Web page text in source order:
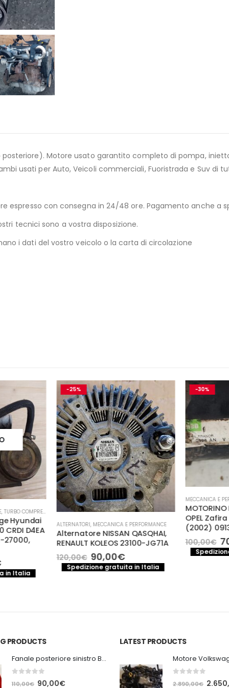
posteriore). Motore usato garantito completo di pompa,
usati per Auto, Veicoli commerciali, Fuoristrada e Suv di
espresso con consegna in 24/48 ore. Pagamento anche a
tecnici sono a vostra disposizione.
i dati del vostro veicolo o la carta di circolazione
,TURBO COMPRESSORE- TURBINA
Hyundai
D4EA
27000,
Il
prezzo
attuale
in Italia
-25%
ALTERNATORI, MECCANICA E PERFORMANCE
Alternatore NISSAN QASQHAI,
RENAULT KOLEOS 23100-JG71A
120,00€ Il
prezzo
originale
90,00€Il
prezzo
attuale
Spedizione gratuita in Italia
-30%
MECCANICA E
MOTORINO
OPEL
(2002)
100,00€ Il
PRODUCTS
Fanale posteriore sinistro BMW E92 Coupe
out of 5
110,00€ Il90,00€Il
LATEST PRODUCTS
out of 5
2.890,00€ Il